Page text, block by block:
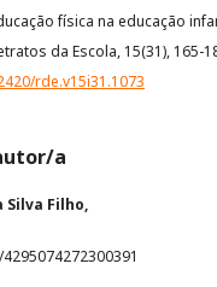
física na educação
da Escola, 15(31), 165-
rde.v15i31.1073
a
Silva Filho,